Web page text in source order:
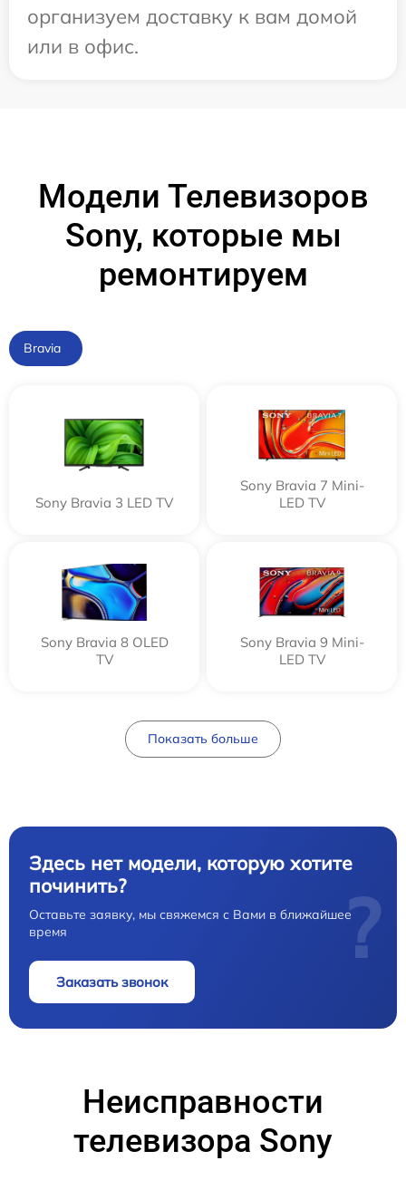
организуем доставку к вам домой
или в офис.
Модели Телевизоров
Sony, которые мы
ремонтируем
Bravia
Sony Bravia 3 LED TV
Sony Bravia 7 Mini-
LED TV
Sony Bravia 8 OLED
TV
Sony Bravia 9 Mini-
LED TV
Показать больше
Здесь нет модели, которую хотите
починить?
Оставьте заявку, мы свяжемся с Вами в ближайшее
время
Заказать звонок
?
Неисправности
телевизора Sony